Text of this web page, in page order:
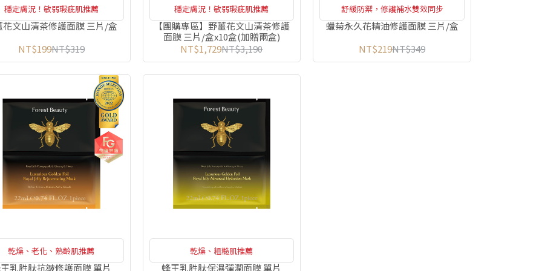
穩定膚況！敏弱瑕疵肌推薦
花文山清茶修護面膜 三片/盒
NT$199NT$319
穩定膚況！敏弱瑕疵肌推薦
【團購專區】野薑花文山清茶修護
面膜 三片/盒x10盒(加贈兩盒)
NT$1,729NT$3,190
舒緩防禦，修護補水雙效同步
蠟菊永久花精油修護面膜 三片/盒
NT$219NT$349
乾燥、老化、熟齡肌推薦
乳胜肽抗皺修護面膜 單片
乾燥、粗糙肌推薦
蜂王乳胜肽保濕彈潤面膜 單片